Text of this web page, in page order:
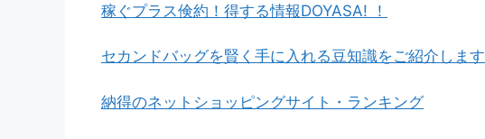
稼ぐプラス倹約！得する情報DOYASA! ！
セカンドバッグを賢く手に入れる豆知識をご紹介します
納得のネットショッピングサイト・ランキング